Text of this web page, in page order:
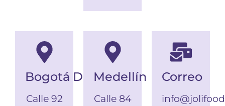
Bogotá D.C.
Calle 92
Medellín
Calle 84
Correo